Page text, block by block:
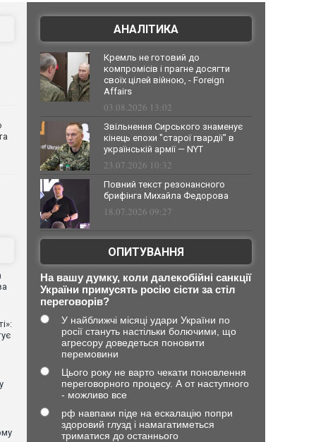
АНАЛІТИКА
Кремль не готовий до
компромісів і прагне досягти
своїх цілей війною, - Foreign
Affairs
03.08.2026 13:02
Звільнення Сирського знаменує
кінець епохи "старої гвардії" в
українській армії — NYT
23.07.2026 10:32
Повний текст резонансного
брифінга Михайла Федорова
18.07.2026 09:27
ОПИТУВАННЯ
На вашу думку, коли далекобійні санкції
України примусять росію сісти за стіл
переговорів?
У найближчі місяці удари України по
росії стануть настільки болючими, що
агресору доведеться поновити
перемовини
Цього року не варто чекати поновлення
переговорного процесу. А от наступного
- можливо все
рф навпаки піде на ескалацію попри
здоровий глузд і намагатиметься
триматися до останнього